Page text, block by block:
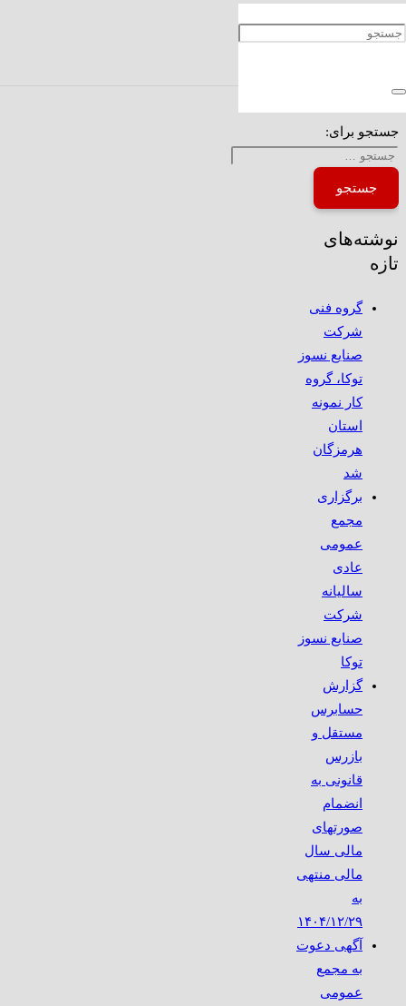
ایران
جستجو برای:
نوشته‌های
تازه
گروه فنی
شرکت
صنایع نسوز
توکا، گروه
کار نمونه
استان
هرمزگان
شد
برگزاری
مجمع
عمومی
عادی
سالیانه
شرکت
صنایع نسوز
توکا
گزارش
حسابرس
مستقل و
بازرس
قانونی به
انضمام
صورتهای
مالی سال
مالی منتهی
به
۱۴۰۴/۱۲/۲۹
آگهی دعوت
به مجمع
عمومی